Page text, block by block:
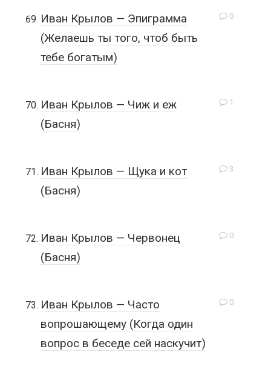
0
Иван Крылов — Эпиграмма
(Желаешь ты того, чтоб быть
тебе богатым)
1
Иван Крылов — Чиж и еж
(Басня)
3
Иван Крылов — Щука и кот
(Басня)
0
Иван Крылов — Червонец
(Басня)
0
Иван Крылов — Часто
вопрошающему (Когда один
вопрос в беседе сей наскучит)